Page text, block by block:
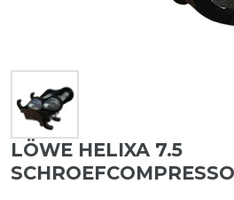
LÖWE HELIXA 7.5